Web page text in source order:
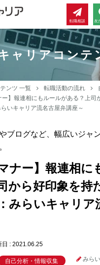
転職相談 友
ャリアコンテ
ンツ 一覧 転職活動の流れ
ー】報連相にもルールがある？上司
いキャリア流名古屋弁講座～
ブログなど、幅広いジャ
ナー】報連相に
から好印象を持
みらいキャリア
日 : 2021.06.25
自己分析・情報収集 みら